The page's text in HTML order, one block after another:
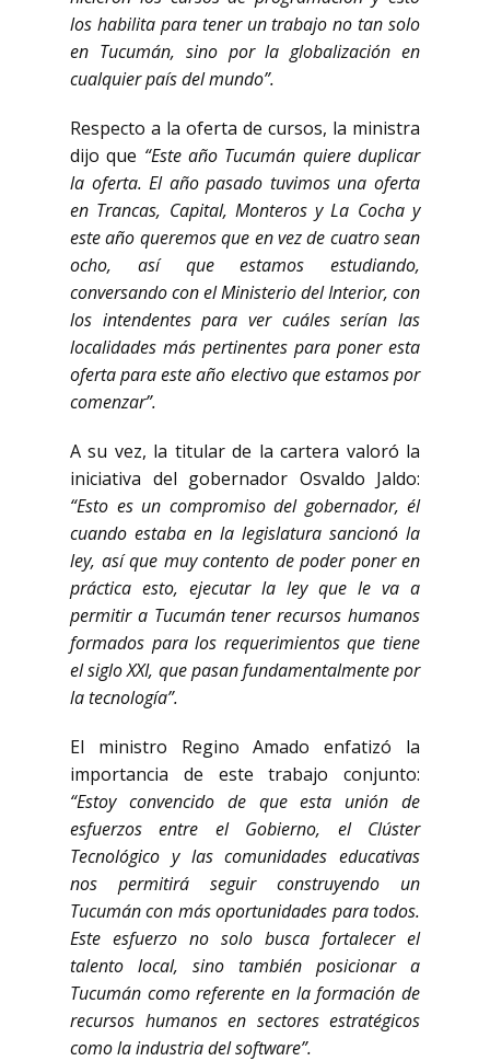
los habilita para tener un trabajo no tan solo
en Tucumán, sino por la globalización en
cualquier país del mundo”.
Respecto a la oferta de cursos, la ministra
dijo que “Este año Tucumán quiere duplicar
la oferta. El año pasado tuvimos una oferta
en Trancas, Capital, Monteros y La Cocha y
este año queremos que en vez de cuatro sean
ocho, así que estamos estudiando,
conversando con el Ministerio del Interior, con
los intendentes para ver cuáles serían las
localidades más pertinentes para poner esta
oferta para este año electivo que estamos por
comenzar”.
A su vez, la titular de la cartera valoró la
iniciativa del gobernador Osvaldo Jaldo:
“Esto es un compromiso del gobernador, él
cuando estaba en la legislatura sancionó la
ley, así que muy contento de poder poner en
práctica esto, ejecutar la ley que le va a
permitir a Tucumán tener recursos humanos
formados para los requerimientos que tiene
el siglo XXI, que pasan fundamentalmente por
la tecnología”.
El ministro Regino Amado enfatizó la
importancia de este trabajo conjunto:
“Estoy convencido de que esta unión de
esfuerzos entre el Gobierno, el Clúster
Tecnológico y las comunidades educativas
nos permitirá seguir construyendo un
Tucumán con más oportunidades para todos.
Este esfuerzo no solo busca fortalecer el
talento local, sino también posicionar a
Tucumán como referente en la formación de
recursos humanos en sectores estratégicos
como la industria del software”.